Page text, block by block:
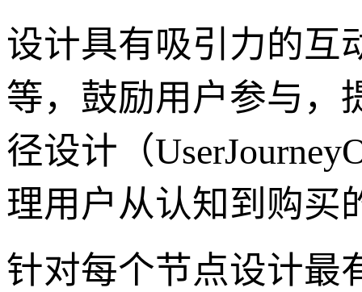
设计具有吸引力的互
等，鼓励用户参与，
径设计（
理用户从认知到购买
针对每个节点设计最